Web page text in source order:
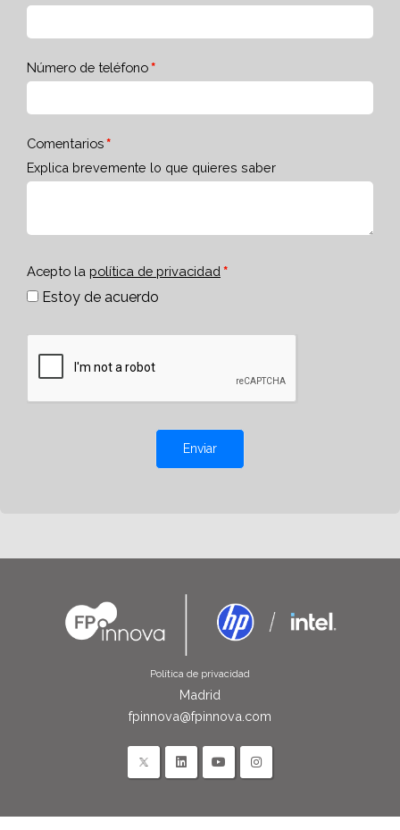
Número de teléfono
Comentarios
Explica brevemente lo que quieres saber
Acepto la política de privacidad
Estoy de acuerdo
Enviar
Política de privacidad
Madrid
fpinnova@fpinnova.com